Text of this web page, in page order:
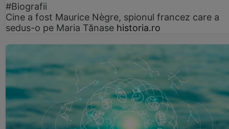
#Biografii
Cine a fost Maurice Nègre, spionul francez care a
sedus-o pe Maria Tănase historia.ro